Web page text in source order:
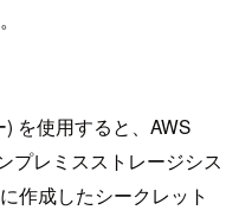
を使用すると、AWS
プレミスストレージシス
作成したシークレット